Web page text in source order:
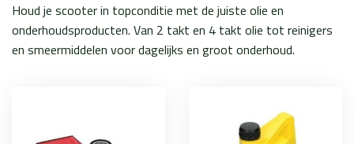
Houd je scooter in topconditie met de juiste olie en
onderhoudsproducten. Van 2 takt en 4 takt olie tot reinigers
en smeermiddelen voor dagelijks en groot onderhoud.